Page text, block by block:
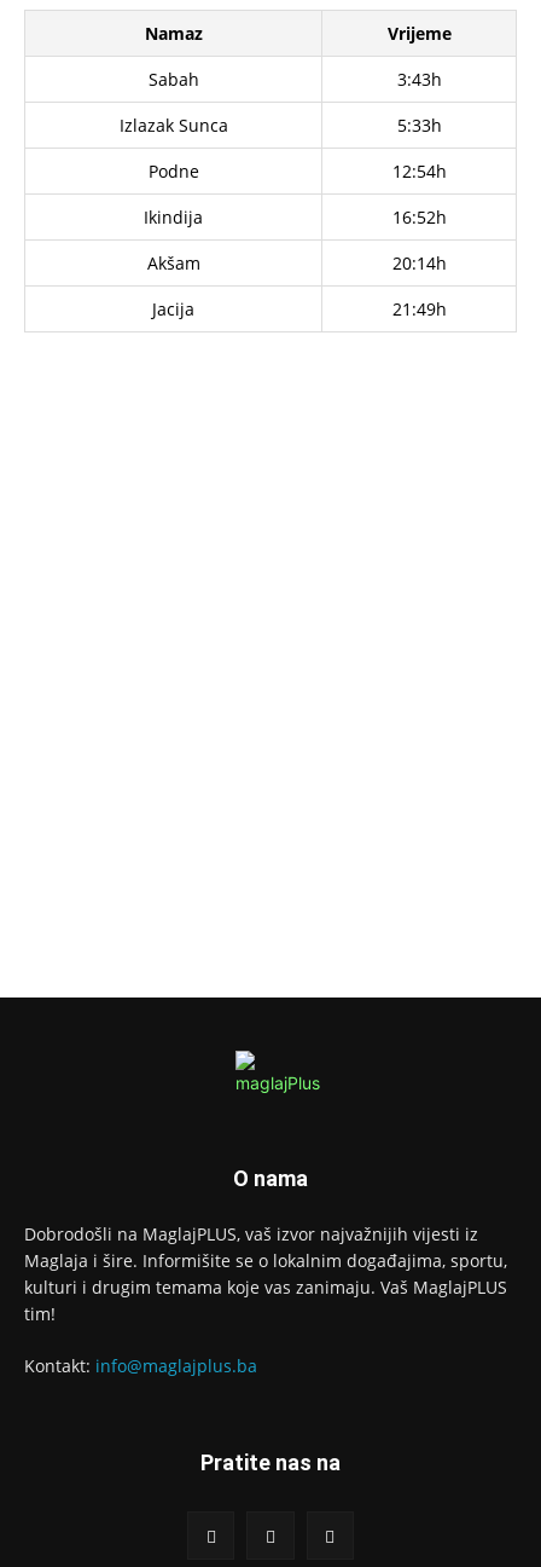
Namaz
Vrijeme
Sabah
3:43h
Izlazak Sunca
5:33h
Podne
12:54h
Ikindija
16:52h
Akšam
20:14h
Jacija
21:49h
O nama
Dobrodošli na MaglajPLUS, vaš izvor najvažnijih vijesti iz
Maglaja i šire. Informišite se o lokalnim događajima, sportu,
kulturi i drugim temama koje vas zanimaju. Vaš MaglajPLUS
tim!
Kontakt: info@maglajplus.ba
Pratite nas na